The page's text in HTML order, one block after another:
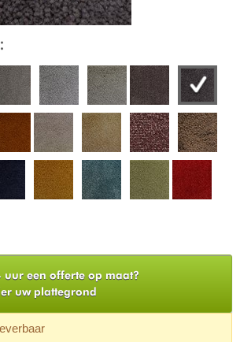
uur een offerte op maat?
uw plattegrond